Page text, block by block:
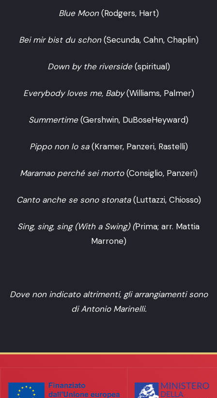
Blue Moon(Rodgers, Hart)
Bei mir bist du schon(Secunda, Cahn, Chaplin)
Down by the riverside(spiritual)
Everybody loves me, Baby(Williams, Palmer)
Summertime(Gershwin, DuBoseHeyward)
Pippo non lo sa(Kramer, Panzeri, Rastelli)
Maramao perché sei morto(Consiglio, Panzeri)
Canto anche se sono stonata(Luttazzi, Chiosso)
Sing, sing, sing (With a Swing) (Prima; arr. Mattia
Marrone)
Dove non indicato altrimenti, gli arrangiamenti sono
di Antonio Marinelli.